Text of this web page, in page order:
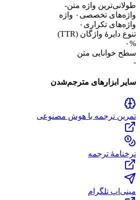
طولانی‌ترین واژه متن-
واژه‌های تخصصی ۰ واژه
واژه‌های تکراری ۰
تنوع دایرهٔ واژگان (TTR)
۰%
سطح خوانایی متن
-
سایر ابزارهای مترجم‌شدن
تمرین ترجمه با هوش مصنوعی
نرخنامهٔ ترجمه
مینی‌اپ تلگرام